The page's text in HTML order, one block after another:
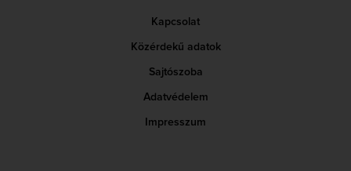
Kapcsolat
Közérdekű adatok
Sajtószoba
Adatvédelem
Impresszum